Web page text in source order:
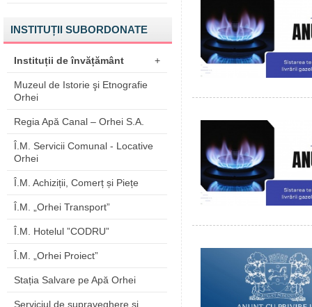
INSTITUȚII SUBORDONATE
Instituții de învățământ +
Muzeul de Istorie şi Etnografie
Orhei
Regia Apă Canal – Orhei S.A.
Î.M. Servicii Comunal - Locative
Orhei
Î.M. Achiziții, Comerț și Piețe
Î.M. „Orhei Transport”
Î.M. Hotelul ”CODRU”
Î.M. „Orhei Proiect”
Stația Salvare pe Apă Orhei
Serviciul de supraveghere și